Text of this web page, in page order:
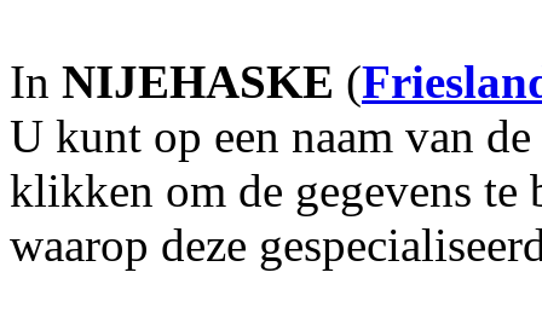
In NIJEHASKE (
U kunt op een naam van
klikken om de gegevens te
waarop deze